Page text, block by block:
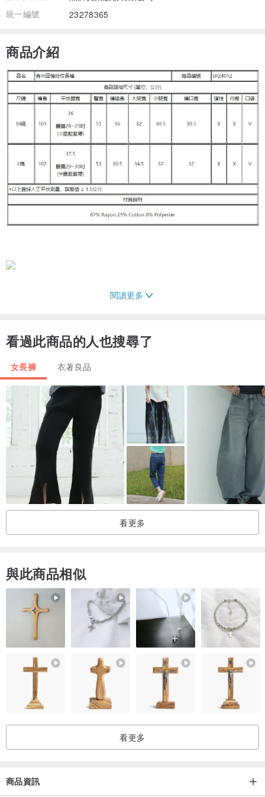
統一編號
23278365
商品介紹
閱讀更多
看過此商品的人也搜尋了
女長褲 衣著良品
看更多
與此商品相似
看更多
商品資訊